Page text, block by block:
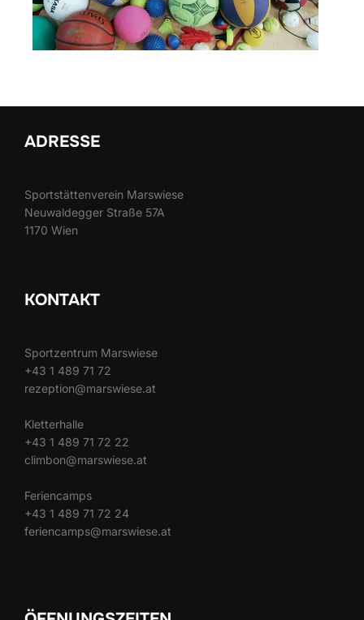
ADRESSE
Sportstättenverein Marswiese
Neuwaldegger Straße 57A
1170 Wien
KONTAKT
Sportzentrum Marswiese
+43 1 489 71 72
rezeption@marswiese.at
Kletterhalle
+43 1 489 71 72 22
climbon@marswiese.at
Feriencamps
+43 1 489 71 72 24
feriencamps@marswiese.at